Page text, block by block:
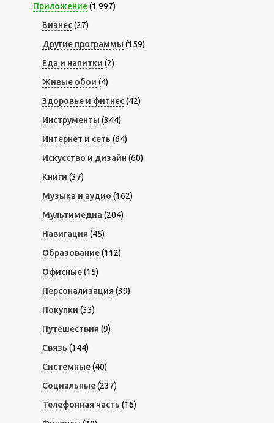
Приложение(1 997)
Бизнес(27)
Другие программы (159)
Еда и напитки (2)
Живые обои (4)
Здоровье и фитнес(42)
Инструменты (344)
Интернет и сеть (64)
Искусство и дизайн (60)
Книги (37)
Музыка и аудио (162)
Мультимедиа (204)
Навигация (45)
Образование(112)
Офисные(15)
Персонализация (39)
Покупки (33)
Путешествия (9)
Связь (144)
Системные(40)
Социальные(237)
Телефонная часть (16)